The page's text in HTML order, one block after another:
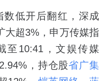
数低开后翻红，深成
大超3%，申万传媒指
至10:41，文娱传媒
，持仓股省广集